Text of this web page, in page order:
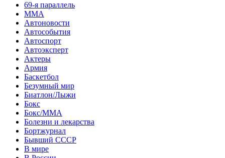
69-я параллель
MMA
Автоновости
Автособытия
Автоспорт
Автоэксперт
Актеры
Армия
Баскетбол
Безумный мир
Биатлон/Лыжи
Бокс
Бокс/MMA
Болезни и лекарства
Бортжурнал
Бывший СССР
В мире